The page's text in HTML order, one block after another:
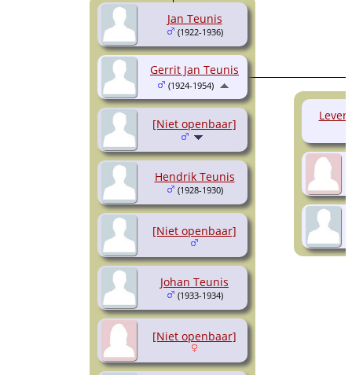
Jan Teunis
(1922-1936)
[Niet openbaar]
Hendrik Teunis
(1928-1930)
[Niet openbaar]
Johan Teunis
(1933-1934)
[Niet openbaar]
Gerrit Jan Teunis
(1924-1954)